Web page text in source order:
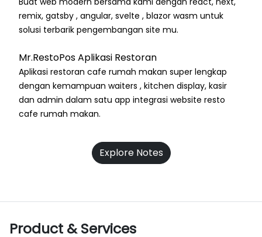
remix, gatsby , angular, svelte , blazor wasm untuk
solusi terbarik pengembangan site mu.
Mr.RestoPos Aplikasi Restoran
Aplikasi restoran cafe rumah makan super lengkap
dengan kemampuan waiters , kitchen display, kasir
dan admin dalam satu app integrasi website resto
cafe rumah makan.
Explore Notes
Product & Services